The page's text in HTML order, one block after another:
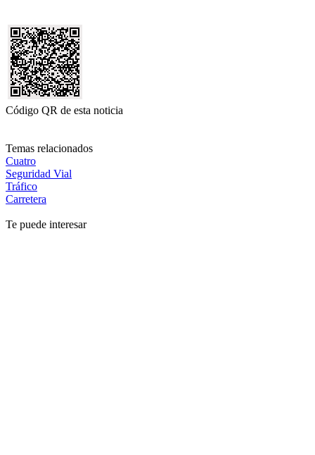
Código QR de esta noticia
Temas relacionados
Cuatro
Seguridad Vial
Tráfico
Carretera
Te puede interesar